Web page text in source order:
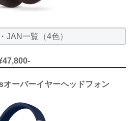
JAN一覧（4色）
ーバーイヤーヘッドフォン